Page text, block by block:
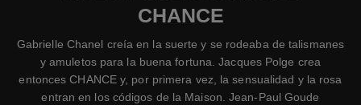
CHANCE
Gabrielle Chanel creía en la suerte y se rodeaba de talismanes
y amuletos para la buena fortuna. Jacques Polge crea
entonces CHANCE y, por primera vez, la sensualidad y la rosa
entran en los códigos de la Maison. Jean-Paul Goude